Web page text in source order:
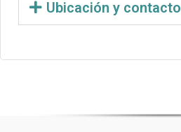
Ubicación y contacto